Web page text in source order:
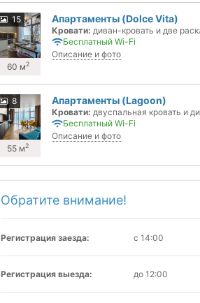
15
60 м2
Апартаменты (Dolce Vita)
Кровати: диван-кровать и две
Бесплатный Wi-Fi
Описание и фото
8
55 м2
Апартаменты (Lagoon)
Кровати: двуспальная кровать и
Бесплатный Wi-Fi
Описание и фото
Обратите внимание!
Регистрация заезда: с 14:00
Регистрация выезда: до 12:00